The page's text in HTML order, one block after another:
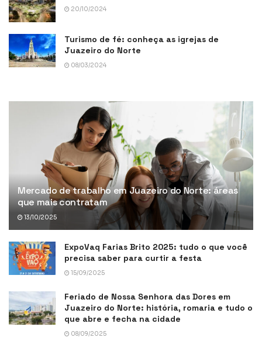
20/10/2024
Turismo de fé: conheça as igrejas de
Juazeiro do Norte
08/03/2024
Mercado de trabalho em Juazeiro do Norte: áreas
que mais contratam
13/10/2025
ExpoVaq Farias Brito 2025: tudo o que você
precisa saber para curtir a festa
15/09/2025
Feriado de Nossa Senhora das Dores em
Juazeiro do Norte: história, romaria e tudo o
que abre e fecha na cidade
08/09/2025